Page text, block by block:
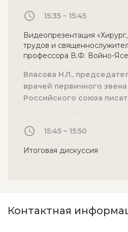
15:35 – 15:45
Видеопрезентация
трудов и
профессора В.Ф. Войно-
Власова Н.Л.,
врачей первичного
Российского союза
15:45 – 15:50
Итоговая дискуссия
Контактная